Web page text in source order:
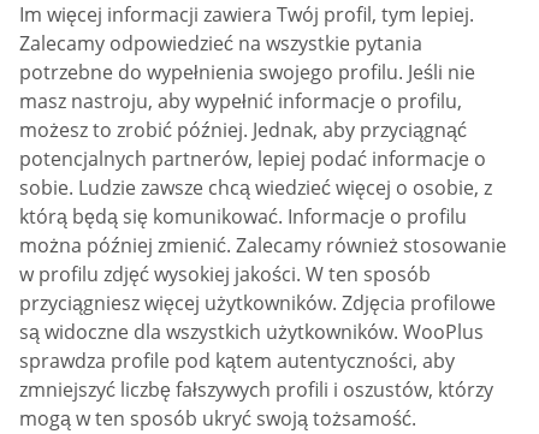
Im więcej informacji zawiera Twój profil, tym lepiej.
Zalecamy odpowiedzieć na wszystkie pytania
potrzebne do wypełnienia swojego profilu. Jeśli nie
masz nastroju, aby wypełnić informacje o profilu,
możesz to zrobić później. Jednak, aby przyciągnąć
potencjalnych partnerów, lepiej podać informacje o
sobie. Ludzie zawsze chcą wiedzieć więcej o osobie, z
którą będą się komunikować. Informacje o profilu
można później zmienić. Zalecamy również stosowanie
w profilu zdjęć wysokiej jakości. W ten sposób
przyciągniesz więcej użytkowników. Zdjęcia profilowe
są widoczne dla wszystkich użytkowników. WooPlus
sprawdza profile pod kątem autentyczności, aby
zmniejszyć liczbę fałszywych profili i oszustów, którzy
mogą w ten sposób ukryć swoją tożsamość.